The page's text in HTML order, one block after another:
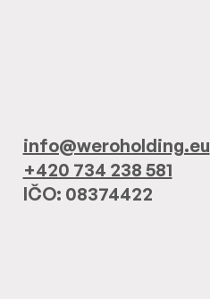
info@weroholding.eu
+420 734 238 581
IČO: 08374422